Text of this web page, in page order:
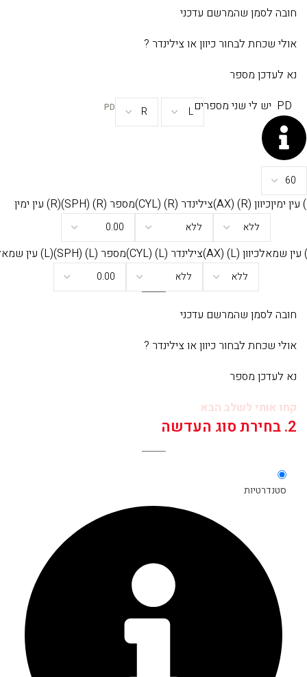
חובה לסמן שהמרשם עדכני
אולי שכחת לבחור כיוון או צילינדר ?
נא לעדכן מספר
PD יש לי שני מספרים PD
כיוון (R)
(AX) צילינדר (R)
(CYL) מספר (R)
(SPH) (R) עין ימין
כיוון (L)
(AX) צילינדר (L)
(CYL) מספר (L)
(SPH) (L) עין שמאל
חובה לסמן שהמרשם עדכני
אולי שכחת לבחור כיוון או צילינדר ?
נא לעדכן מספר
קחו אותי לשלב הבא
2. בחירת סוג העדשה
סטנדרטיות